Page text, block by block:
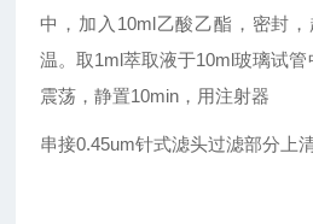
中，加入10ml乙酸乙酯，密封
温。取1ml萃取液于10ml玻璃试
震荡，静置10min，用注射器
串接0.45um针式滤头过滤部分上